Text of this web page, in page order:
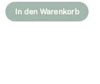
In den Warenkorb